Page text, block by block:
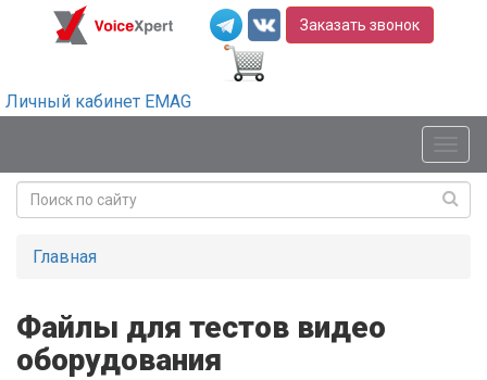
Заказать звонок
Личный кабинет EMAG
Главная
Файлы для тестов видео
оборудования